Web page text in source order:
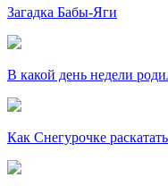
Загадка Бабы-Яги
В какой день недели
Как Снегурочке